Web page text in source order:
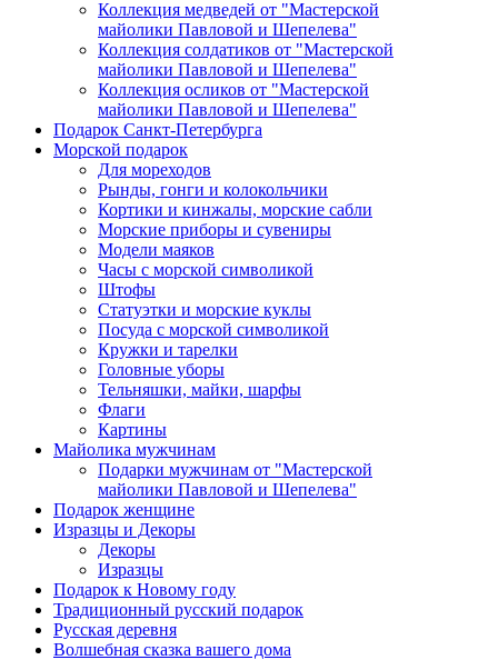
Коллекция медведей от "Мастерской
майолики Павловой и Шепелева"
Коллекция солдатиков от "Мастерской
майолики Павловой и Шепелева"
Коллекция осликов от "Мастерской
майолики Павловой и Шепелева"
Подарок Санкт-Петербурга
Морской подарок
Для мореходов
Рынды, гонги и колокольчики
Кортики и кинжалы, морские сабли
Морские приборы и сувениры
Модели маяков
Часы с морской символикой
Штофы
Статуэтки и морские куклы
Посуда с морской символикой
Кружки и тарелки
Головные уборы
Тельняшки, майки, шарфы
Флаги
Картины
Майолика мужчинам
Подарки мужчинам от "Мастерской
майолики Павловой и Шепелева"
Подарок женщине
Изразцы и Декоры
Декоры
Изразцы
Подарок к Новому году
Традиционный русский подарок
Русская деревня
Волшебная сказка вашего дома